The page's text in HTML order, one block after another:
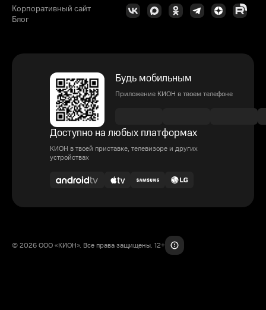
Корпоративный сайт
Блог
Будь мобильным
Приложение КИОН в твоем телефоне
Доступно на любых платформах
КИОН в твоей приставке, телевизоре и других
устройствах
© 2026 ООО «КИОН». Все права защищены. 12+